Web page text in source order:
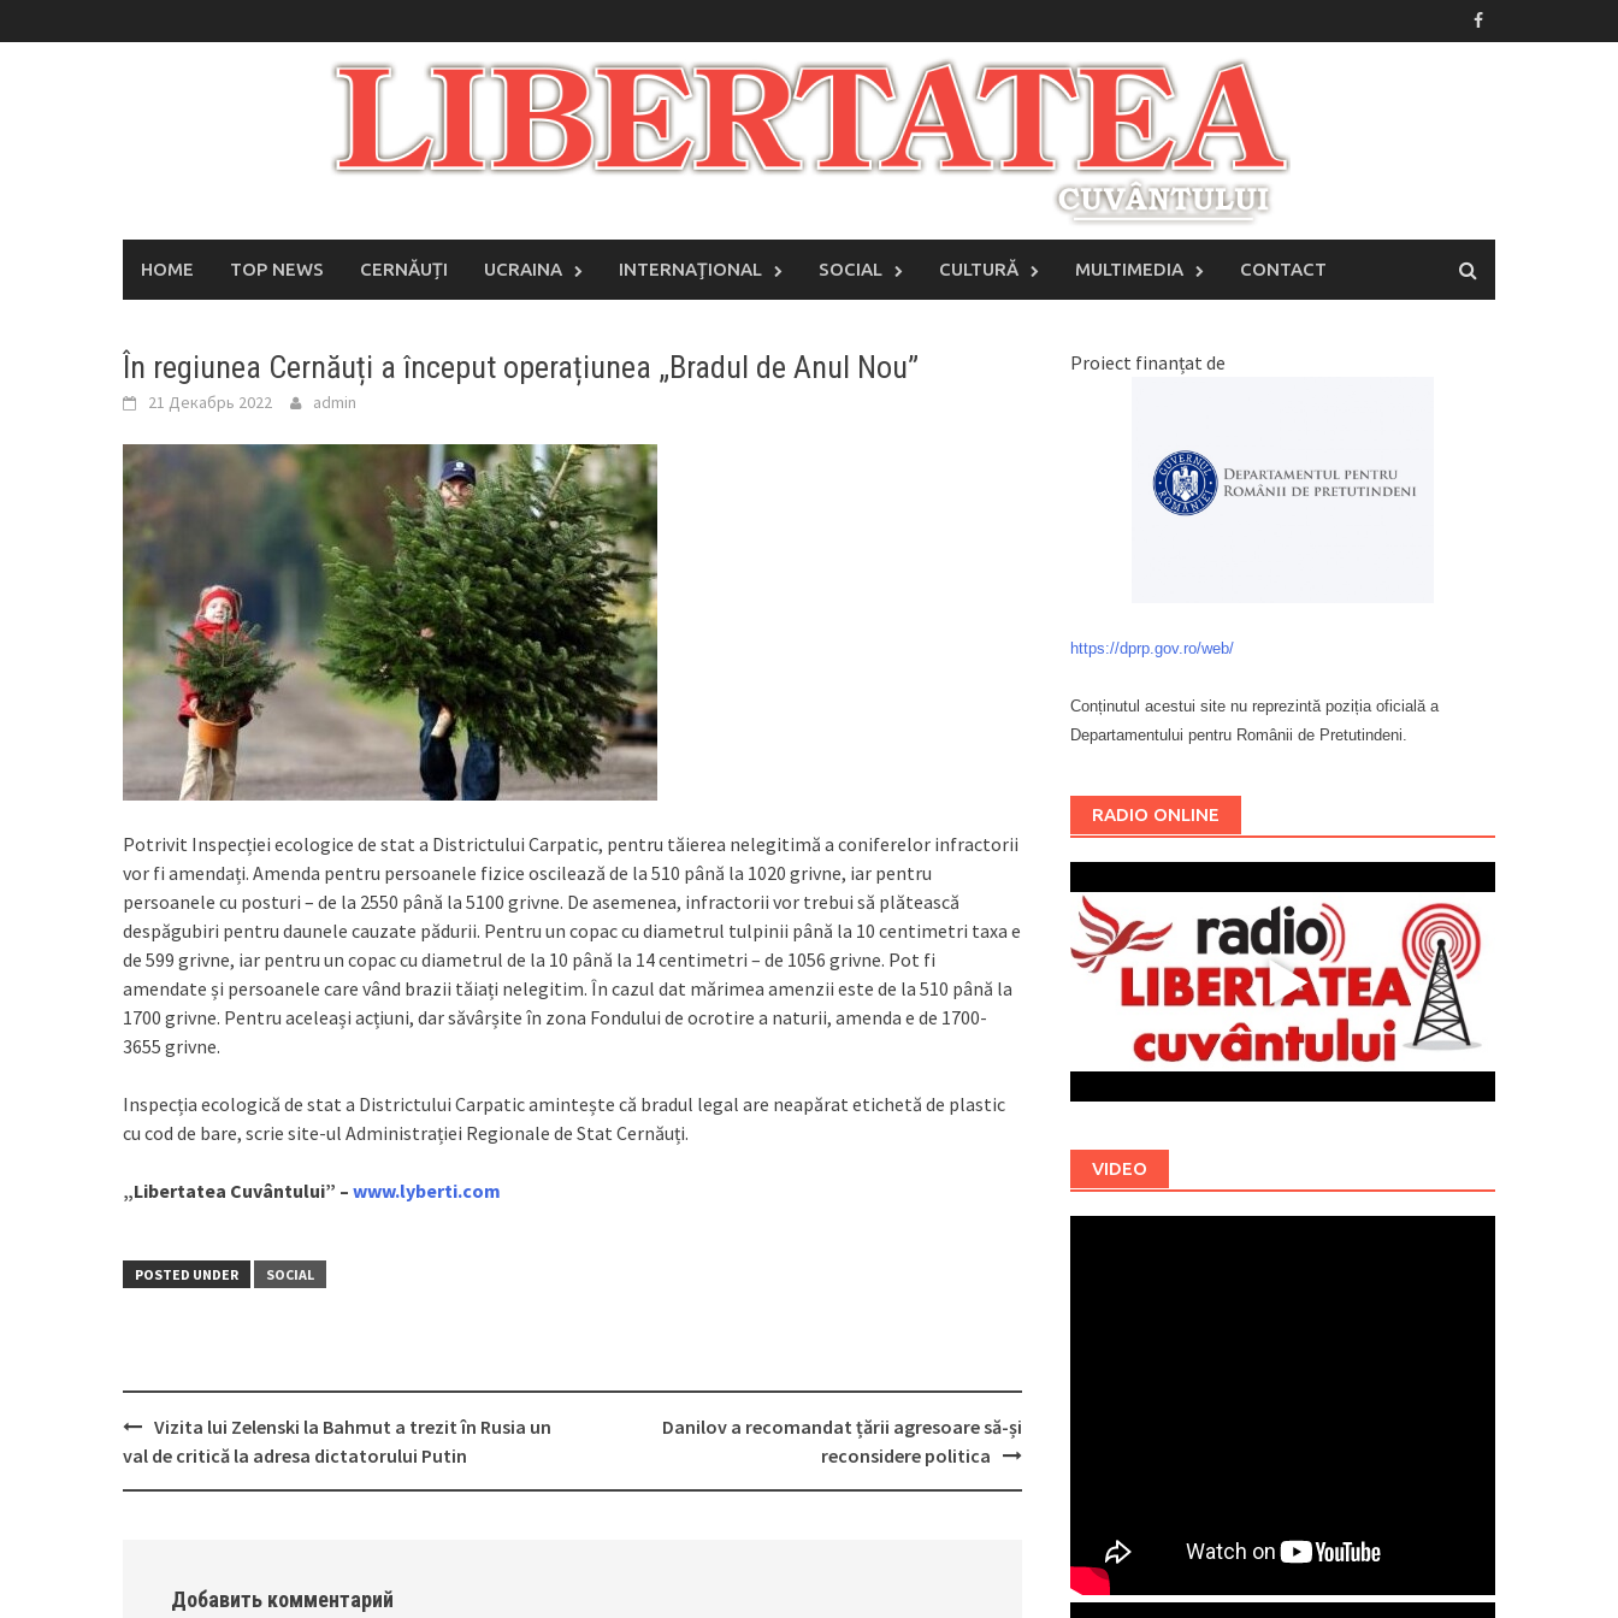
to
HOME TOP NEWS CERNĂUȚI UCRAINA INTERNAŢIONAL SOCIAL CULTURĂ MULTIMEDIA CONTACT
În regiunea Cernăuți a început operațiunea „Bradul de Anul Nou”
21 Декабрь 2022 admin
Potrivit Inspecției ecologice de stat a Districtului Carpatic, pentru tăierea nelegitimă a coniferelor infractorii
vor fi amendați. Amenda pentru persoanele fizice oscilează de la 510 până la 1020 grivne, iar pentru
persoanele cu posturi – de la 2550 până la 5100 grivne. De asemenea, infractorii vor trebui să plătească
despăgubiri pentru daunele cauzate pădurii. Pentru un copac cu diametrul tulpinii până la 10 centimetri taxa e
de 599 grivne, iar pentru un copac cu diametrul de la 10 până la 14 centimetri – de 1056 grivne. Pot fi
amendate și persoanele care vând brazii tăiați nelegitim. În cazul dat mărimea amenzii este de la 510 până la
1700 grivne. Pentru aceleași acțiuni, dar săvârșite în zona Fondului de ocrotire a naturii, amenda e de 1700-
3655 grivne.
Inspecția ecologică de stat a Districtului Carpatic amintește că bradul legal are neapărat etichetă de plastic
cu cod de bare, scrie site-ul Administrației Regionale de Stat Cernăuți.
„Libertatea Cuvântului” – www.lyberti.com
POSTED UNDER SOCIAL
Post
navigation
Vizita lui Zelenski la Bahmut a trezit în Rusia un
val de critică la adresa dictatorului Putin
Danilov a recomandat țării agresoare să-și
reconsidere politica
Добавить комментарий
Proiect finanțat de
https://dprp.gov.ro/web/
Conținutul acestui site nu reprezintă poziția oficială a
Departamentului pentru Românii de Pretutindeni.
RADIO ONLINE
VIDEO